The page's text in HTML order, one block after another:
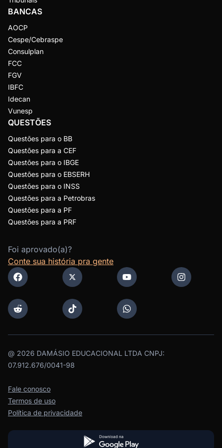
BANCAS
AOCP
Cespe/Cebraspe
Consulplan
FCC
FGV
IBFC
Idecan
Vunesp
QUESTÕES
Questões para o BB
Questões para a CEF
Questões para o IBGE
Questões para o EBSERH
Questões para o INSS
Questões para a Petrobras
Questões para a PF
Questões para a PRF
Foi aprovado(a)?
Conte sua história pra gente
@ 2026 DAMÁSIO EDUCACIONAL LTDA CNPJ:
07.912.676/0041-98
Fale conosco
Termos de uso
Política de privacidade